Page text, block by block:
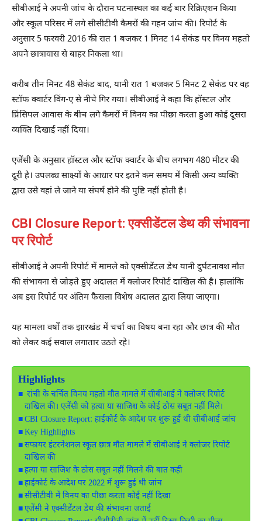
सीबीआई ने अपनी जांच के दौरान घटनास्थल का कई बार रिक्रिएशन किया
और स्कूल परिसर में लगे सीसीटीवी कैमरों की गहन जांच की। रिपोर्ट के
अनुसार 5 फरवरी 2016 की रात 1 बजकर 1 मिनट 14 सेकंड पर विनय महतो
अपने छात्रावास से बाहर निकला था।
करीब तीन मिनट 48 सेकंड बाद, यानी रात 1 बजकर 5 मिनट 2 सेकंड पर वह
स्टॉफ क्वार्टर विंग-ए से नीचे गिर गया। सीबीआई ने कहा कि हॉस्टल और
प्रिंसिपल आवास के बीच लगे कैमरों में विनय का पीछा करता हुआ कोई दूसरा
व्यक्ति दिखाई नहीं दिया।
एजेंसी के अनुसार हॉस्टल और स्टॉफ क्वार्टर के बीच लगभग 480 मीटर की
दूरी है। उपलब्ध साक्ष्यों के आधार पर इतने कम समय में किसी अन्य व्यक्ति
द्वारा उसे वहां ले जाने या संघर्ष होने की पुष्टि नहीं होती है।
CBI Closure Report: एक्सीडेंटल डेथ की संभावना
पर रिपोर्ट
सीबीआई ने अपनी रिपोर्ट में मामले को एक्सीडेंटल डेथ यानी दुर्घटनावश मौत
की संभावना से जोड़ते हुए अदालत में क्लोजर रिपोर्ट दाखिल की है। हालांकि
अब इस रिपोर्ट पर अंतिम फैसला विशेष अदालत द्वारा लिया जाएगा।
यह मामला वर्षों तक झारखंड में चर्चा का विषय बना रहा और छात्र की मौत
को लेकर कई सवाल लगातार उठते रहे।
Highlights
रांची के चर्चित विनय महतो मौत मामले में सीबीआई ने क्लोजर रिपोर्ट
दाखिल की। एजेंसी को हत्या या साजिश के कोई ठोस सबूत नहीं मिले।
CBI Closure Report: हाईकोर्ट के आदेश पर शुरू हुई थी सीबीआई जांच
Key Highlights
सफायर इंटरनेशनल स्कूल छात्र मौत मामले में सीबीआई ने क्लोजर रिपोर्ट
दाखिल की
हत्या या साजिश के ठोस सबूत नहीं मिलने की बात कही
हाईकोर्ट के आदेश पर 2022 में शुरू हुई थी जांच
सीसीटीवी में विनय का पीछा करता कोई नहीं दिखा
एजेंसी ने एक्सीडेंटल डेथ की संभावना जताई